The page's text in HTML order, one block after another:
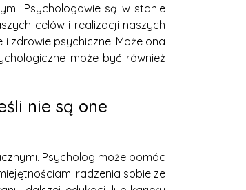
Psychologowie są w stanie
celów i realizacji naszych
zdrowie psychiczne. Może ona
może być również
nie są one
Psycholog może pomóc
radzenia sobie ze